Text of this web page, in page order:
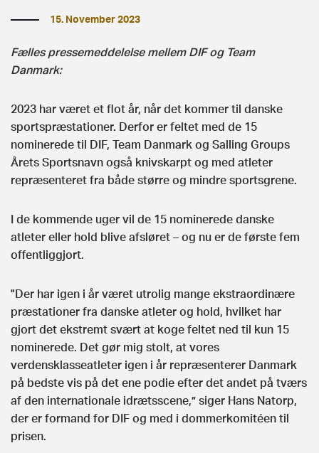
15. November 2023
Fælles pressemeddelelse mellem DIF og Team
Danmark:
2023 har været et flot år, når det kommer til danske
sportspræstationer. Derfor er feltet med de 15
nominerede til DIF, Team Danmark og Salling Groups
Årets Sportsnavn også knivskarpt og med atleter
repræsenteret fra både større og mindre sportsgrene.
I de kommende uger vil de 15 nominerede danske
atleter eller hold blive afsløret – og nu er de første fem
offentliggjort.
"Der har igen i år været utrolig mange ekstraordinære
præstationer fra danske atleter og hold, hvilket har
gjort det ekstremt svært at koge feltet ned til kun 15
nominerede. Det gør mig stolt, at vores
verdensklasseatleter igen i år repræsenterer Danmark
på bedste vis på det ene podie efter det andet på tværs
af den internationale idrætsscene,” siger Hans Natorp,
der er formand for DIF og med i dommerkomitéen til
prisen.